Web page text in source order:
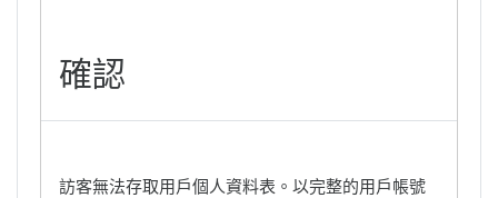
確認
訪客無法存取用戶個人資料表。以完整的用戶帳號